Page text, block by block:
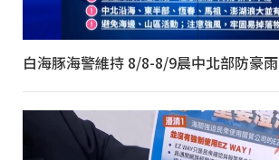
白海豚海警維持 8/8-8/9晨中北部防豪雨